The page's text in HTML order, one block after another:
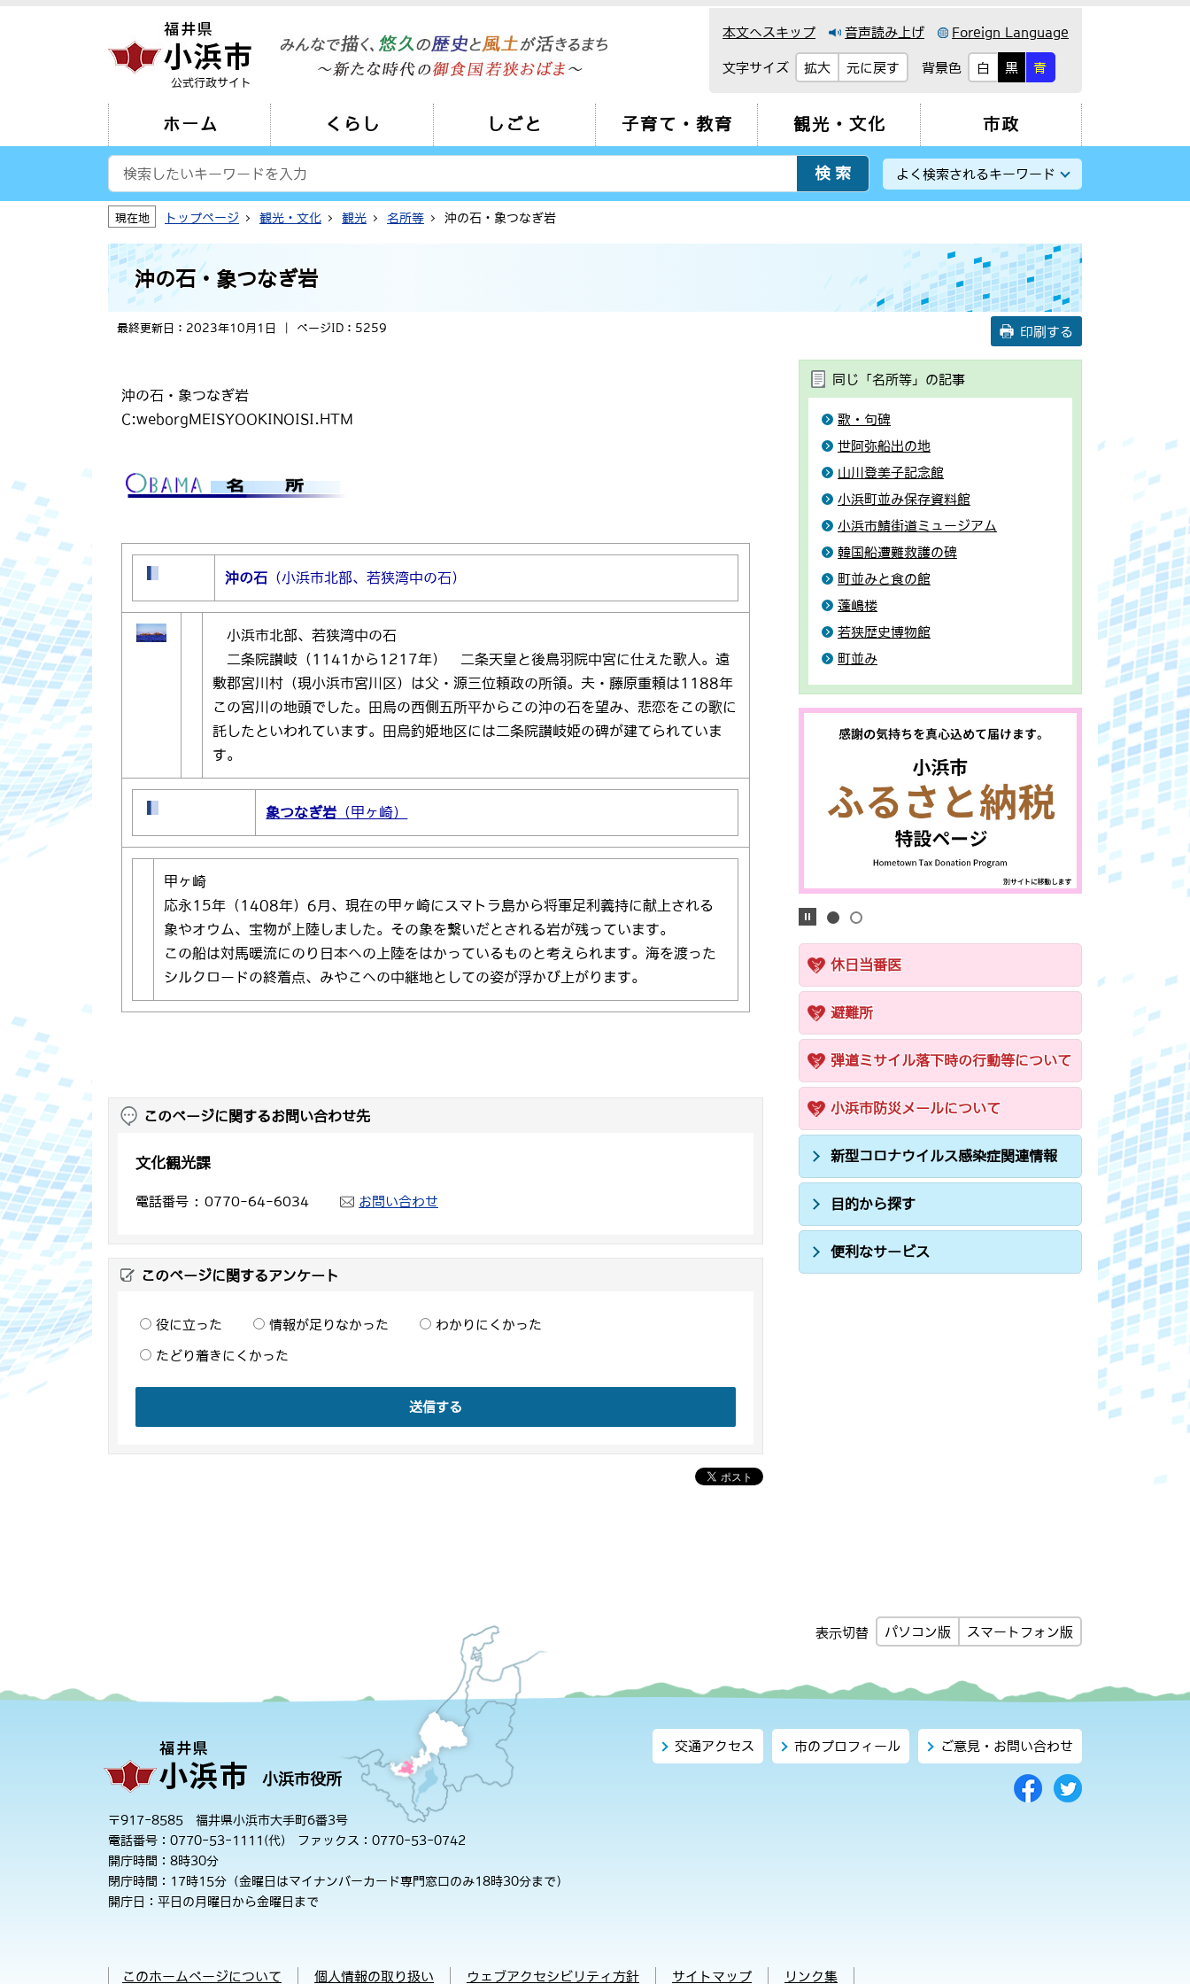
公式行政サイト
本文へスキップ 音声読み上げ Foreign Language
文字サイズ 拡大 元に戻す 背景色 白 黒 青
ホーム くらし しごと 子育て・教育 観光・文化 市政
よく検索されるキーワード
現在地 トップページ 観光・文化 観光 名所等 沖の石・象つなぎ岩
沖の石・象つなぎ岩
最終更新日：2023年10月1日 ページID：5259 印刷する
沖の石・象つなぎ岩
C:weborgMEISYOOKINOISI.HTM
沖の石 （小浜市北部、若狭湾中の石）
小浜市北部、若狭湾中の石
二条院讃岐（1141から1217年） 二条天皇と後鳥羽院中宮に仕えた歌人。遠
敷郡宮川村（現小浜市宮川区）は父・源三位頼政の所領。夫・藤原重頼は1188年
この宮川の地頭でした。田烏の西側五所平からこの沖の石を望み、悲恋をこの歌に
託したといわれています。田烏釣姫地区には二条院讃岐姫の碑が建てられていま
す。
象つなぎ岩 （甲ヶ崎）
甲ヶ崎
応永15年（1408年）6月、現在の甲ヶ崎にスマトラ島から将軍足利義持に献上される
象やオウム、宝物が上陸しました。その象を繋いだとされる岩が残っています。
この船は対馬暖流にのり日本への上陸をはかっているものと考えられます。海を渡った
シルクロードの終着点、みやこへの中継地としての姿が浮かび上がります。
このページに関するお問い合わせ先
文化観光課
電話番号 0770-64-6034 お問い合わせ
このページに関するアンケート
役に立った 情報が足りなかった わかりにくかった
たどり着きにくかった
送信する
同じ「名所等」の記事
歌・句碑
世阿弥船出の地
山川登美子記念館
小浜町並み保存資料館
小浜市鯖街道ミュージアム
韓国船遭難救護の碑
町並みと食の館
蓬嶋楼
若狭歴史博物館
町並み
休日当番医
避難所
弾道ミサイル落下時の行動等について
小浜市防災メールについて
新型コロナウイルス感染症関連情報
目的から探す
便利なサービス
表示切替 パソコン版 スマートフォン版
小浜市役所
〒917-8585 福井県小浜市大手町6番3号
電話番号：0770-53-1111(代) ファックス：0770-53-0742
開庁時間：8時30分
閉庁時間：17時15分（金曜日はマイナンバーカード専門窓口のみ18時30分まで）
開庁日：平日の月曜日から金曜日まで
交通アクセス 市のプロフィール ご意見・お問い合わせ
このホームページについて 個人情報の取り扱い ウェブアクセシビリティ方針 サイトマップ リンク集